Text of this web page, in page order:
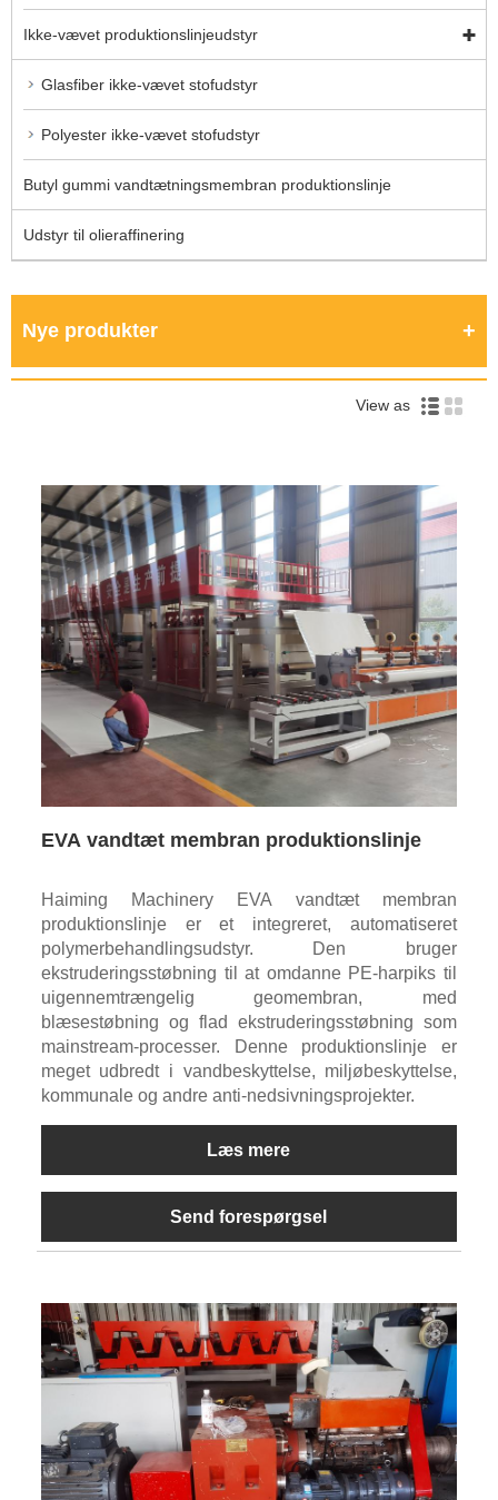
Ikke-vævet produktionslinjeudstyr
Glasfiber ikke-vævet stofudstyr
Polyester ikke-vævet stofudstyr
Butyl gummi vandtætningsmembran produktionslinje
Udstyr til olieraffinering
Nye produkter
View as
EVA vandtæt membran produktionslinje
Haiming Machinery EVA vandtæt membran
produktionslinje er et integreret, automatiseret
polymerbehandlingsudstyr. Den bruger
ekstruderingsstøbning til at omdanne PE-harpiks til
uigennemtrængelig geomembran, med
blæsestøbning og flad ekstruderingsstøbning som
mainstream-processer. Denne produktionslinje er
meget udbredt i vandbeskyttelse, miljøbeskyttelse,
kommunale og andre anti-nedsivningsprojekter.
Læs mere
Send forespørgsel